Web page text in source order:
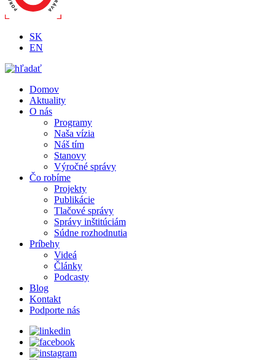
SK
EN
Domov
Aktuality
O nás
Programy
Naša vízia
Náš tím
Stanovy
Výročné správy
Čo robíme
Projekty
Publikácie
Tlačové správy
Správy inštitúciám
Súdne rozhodnutia
Príbehy
Videá
Články
Podcasty
Blog
Kontakt
Podporte nás